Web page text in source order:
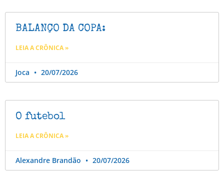
BALANÇO DA COPA:
LEIA A CRÔNICA »
Joca 20/07/2026
O futebol
LEIA A CRÔNICA »
Alexandre Brandão 20/07/2026